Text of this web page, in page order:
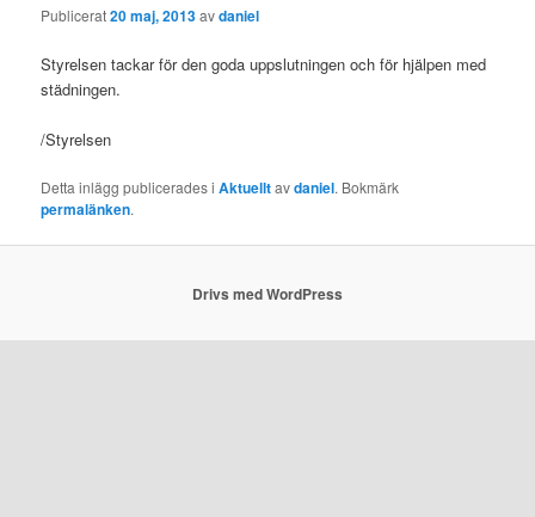
Publicerat20 maj, 2013avdaniel
Styrelsen tackar för den goda uppslutningen och för hjälpen med
städningen.
/Styrelsen
Detta inlägg publicerades iAktuelltavdaniel. Bokmärk
permalänken.
Drivs med WordPress